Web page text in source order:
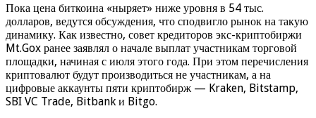
Пока цена биткоина «ныряет» ниже уровня в 54 тыс.
долларов, ведутся обсуждения, что сподвигло рынок на такую
динамику. Как известно, совет кредиторов экс-криптобиржи
Mt.Gox ранее заявлял о начале выплат участникам торговой
площадки, начиная с июля этого года. При этом перечисления
криптовалют будут производиться не участникам, а на
цифровые аккаунты пяти криптобирж — Kraken, Bitstamp,
SBI VC Trade, Bitbank и Bitgo.